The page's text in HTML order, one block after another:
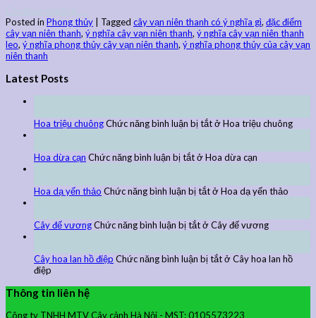
Posted in Phong thủy | Tagged cây vạn niên thanh có ý nghĩa gì, đặc điểm
cây vạn niên thanh, ý nghĩa cây vạn niên thanh, ý nghĩa cây vạn niên thanh
leo, ý nghĩa phong thủy cây vạn niên thanh, ý nghĩa phong thủy của cây vạn
niên thanh
Latest Posts
Hoa triệu chuôngChức năng bình luận bị tắtở Hoa triệu chuông
Hoa dừa cạn Chức năng bình luận bị tắtở Hoa dừa cạn
Hoa dạ yến thảo Chức năng bình luận bị tắtở Hoa dạ yến thảo
Cây đế vươngChức năng bình luận bị tắtở Cây đế vương
Cây hoa lan hồ điệp Chức năng bình luận bị tắtở Cây hoa lan hồ
điệp
Thông tin liên hệ
Công ty TNHH MTV Cây cảnh Hà Nội - MST: 0105573223